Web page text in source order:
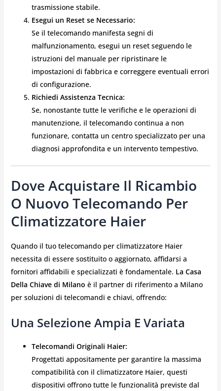
trasmissione stabile.
Esegui un Reset se Necessario:
Se il telecomando manifesta segni di
malfunzionamento, esegui un reset seguendo le
istruzioni del manuale per ripristinare le
impostazioni di fabbrica e correggere eventuali errori
di configurazione.
Richiedi Assistenza Tecnica:
Se, nonostante tutte le verifiche e le operazioni di
manutenzione, il telecomando continua a non
funzionare, contatta un centro specializzato per una
diagnosi approfondita e un intervento tempestivo.
Dove Acquistare Il Ricambio
O Nuovo Telecomando Per
Climatizzatore Haier
Quando il tuo telecomando per climatizzatore Haier
necessita di essere sostituito o aggiornato, affidarsi a
fornitori affidabili e specializzati è fondamentale. La Casa
Della Chiave di Milano è il partner di riferimento a Milano
per soluzioni di telecomandi e chiavi, offrendo:
Una Selezione Ampia E Variata
Telecomandi Originali Haier:
Progettati appositamente per garantire la massima
compatibilità con il climatizzatore Haier, questi
dispositivi offrono tutte le funzionalità previste dal